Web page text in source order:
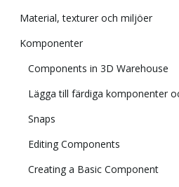
Material, texturer och miljöer
Komponenter
Components in 3D Warehouse
Snaps
Editing Components
Creating a Basic Component